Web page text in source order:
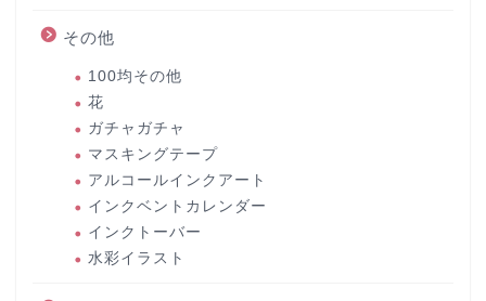
その他
100均その他
花
ガチャガチャ
マスキングテープ
アルコールインクアート
インクベントカレンダー
インクトーバー
水彩イラスト